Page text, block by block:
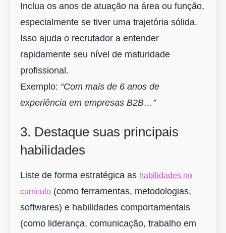
Inclua os anos de atuação na área ou função,
especialmente se tiver uma trajetória sólida.
Isso ajuda o recrutador a entender
rapidamente seu nível de maturidade
profissional.
Exemplo: “Com mais de 6 anos de
experiência em empresas B2B…”
3. Destaque suas principais
habilidades
Liste de forma estratégica as habilidades no
currículo (como ferramentas, metodologias,
softwares) e habilidades comportamentais
(como liderança, comunicação, trabalho em